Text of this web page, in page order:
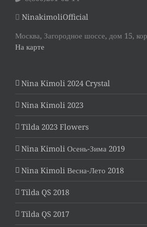
NinakimoliOfficial
Москва, Загородное шоссе, дом 15,
На карте
Nina Kimoli 2024 Crystal
Nina Kimoli 2023
Tilda 2023 Flowers
Nina Kimoli Осень-Зима 2019
Nina Kimoli Весна-Лето 2018
Tilda QS 2018
Tilda QS 2017